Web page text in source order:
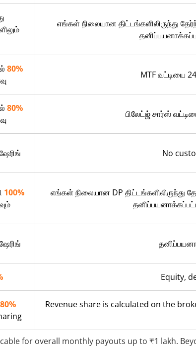
எங்கள் நிலையான திட்டங்களிலிருந்து
80%
MTF வட்டியை
80%
பிலேட்ஜ் சார்ஸ்
No
100%
எங்கள் நிலையான DP திட்டங்களிலிருந்து
Equity,
80%
Revenue share is calculated on the
for overall monthly payouts up to ₹1 lakh.